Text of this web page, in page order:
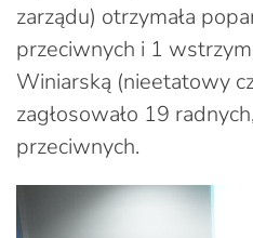
zarządu) otrzymała
przeciwnych i 1
Winiarską (nieetatowy
zagłosowało 19
przeciwnych.